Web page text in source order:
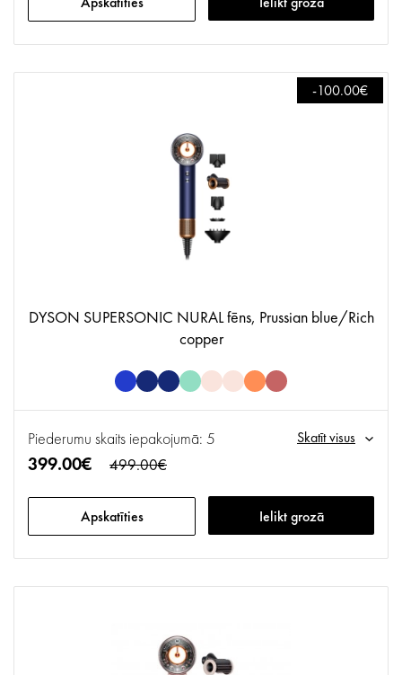
-100.00€
DYSON SUPERSONIC NURAL fēns, Prussian blue/Rich
copper
Piederumu skaits iepakojumā: 5 Skatīt visus
399.00€ 499.00€
Apskatīties Ielikt grozā